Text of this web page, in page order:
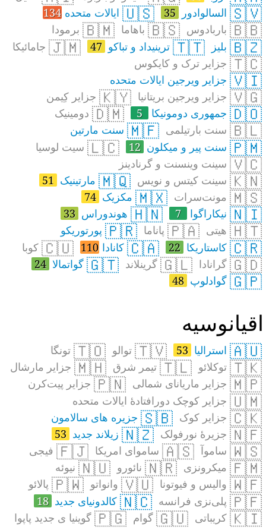
🇸🇻السالوادور 35
🇺🇸ایالات متحده 134
🇧🇧باربادوس 🇧🇸باهاما 🇧🇲برمودا
🇧🇿بلیز 🇹🇹ترینیداد و تباکو 47
🇯🇲جامائیکا
🇹🇨جزایر ترک و کایکوس
🇻🇮جزایر ویرجین ایالات متحده
🇻🇬جزایر ویرجین بریتانیا 🇰🇾جزایر کِیمن
🇩🇴جمهوری دومونیکا 5
🇩🇲دومینیک
🇧🇱سنت بارتیلمی 🇲🇫سنت مارتین
🇵🇲سنت پیر و میکلون 12
🇱🇨سیت لوسیا
🇻🇨سینت وینسنت و گرنادینز
🇰🇳سینت کیتس و نویس 🇲🇶مارتینیک 51
🇲🇸مونت‌سرات 🇲🇽مکزیک 74
🇳🇮نیکاراگوا 7
🇭🇳هوندوراس 33
🇭🇹هیتی 🇵🇦پاناما 🇵🇷پورتوریکو
🇨🇷کاستاریکا 22
🇨🇦کانادا 110
🇨🇺کوبا
🇬🇩گرانادا 🇬🇱گرینلاند 🇬🇹گواتمالا 24
🇬🇵گوادلوپ 48
اقیانوسیه
🇦🇺استرالیا 53
🇹🇻توالو 🇹🇴تونگا
🇹🇰توکلائو 🇹🇱تیمر شرق 🇲🇭جزایر مارشال
🇲🇵جزایر ماریانای شمالی 🇵🇳جزایر پیت‌کرن
🇺🇲جزایر کوچک دورافتادهٔ ایالات متحده
🇨🇰جزایر کوک 🇸🇧جزیره های سالامون
🇳🇫جزیرهٔ نورفولک 🇳🇿زیلاند جدید 53
🇼🇸ساموآ 🇦🇸ساموای امریکا 🇫🇯فیجی
🇫🇲میکرونزی 🇳🇷نائورو 🇳🇺نیوئه
🇼🇫والیس و فیوتونا 🇻🇺وانواتو 🇵🇼پالائو
🇵🇫پلی‌نزی فرانسه 🇳🇨کالدونیای جدید 18
🇰🇮کریباتی 🇬🇺گوام 🇵🇬گوینیا ی جدید پاپوا